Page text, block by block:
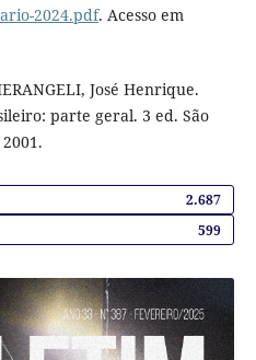
2024.pdf. Acesso em
José Henrique.
parte geral. 3 ed. São
2.687
599